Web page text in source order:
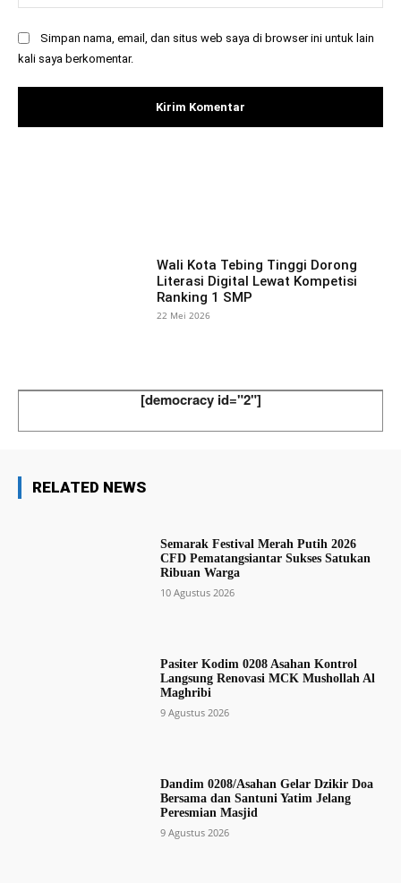
Simpan nama, email, dan situs web saya di browser ini untuk lain
kali saya berkomentar.
Wali Kota Tebing Tinggi Dorong
Literasi Digital Lewat Kompetisi
Ranking 1 SMP
22 Mei 2026
[democracy id="2"]
RELATED NEWS
Semarak Festival Merah Putih 2026
CFD Pematangsiantar Sukses Satukan
Ribuan Warga
10 Agustus 2026
Pasiter Kodim 0208 Asahan Kontrol
Langsung Renovasi MCK Mushollah Al
Maghribi
9 Agustus 2026
Dandim 0208/Asahan Gelar Dzikir Doa
Bersama dan Santuni Yatim Jelang
Peresmian Masjid
9 Agustus 2026